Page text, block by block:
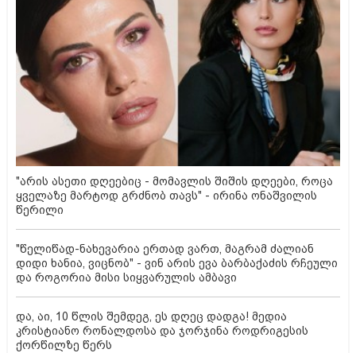
"არის ასეთი დღეებიც - მომავლის შიშის დღეები, როცა
ყველაზე მარტოდ გრძნობ თავს" - ირინა ონაშვილის
წერილი
"წელიწად-ნახევარია ერთად ვართ, მაგრამ ძალიან
დიდი ხანია, ვიცნობ" - ვინ არის ევა ბარბაქაძის რჩეული
და როგორია მისი სიყვარულის ამბავი
და, აი, 10 წლის შემდეგ, ეს დღეც დადგა! მედია
კრისტიანო რონალდოსა და ჯორჯინა როდრიგესის
ქორწილზე წერს